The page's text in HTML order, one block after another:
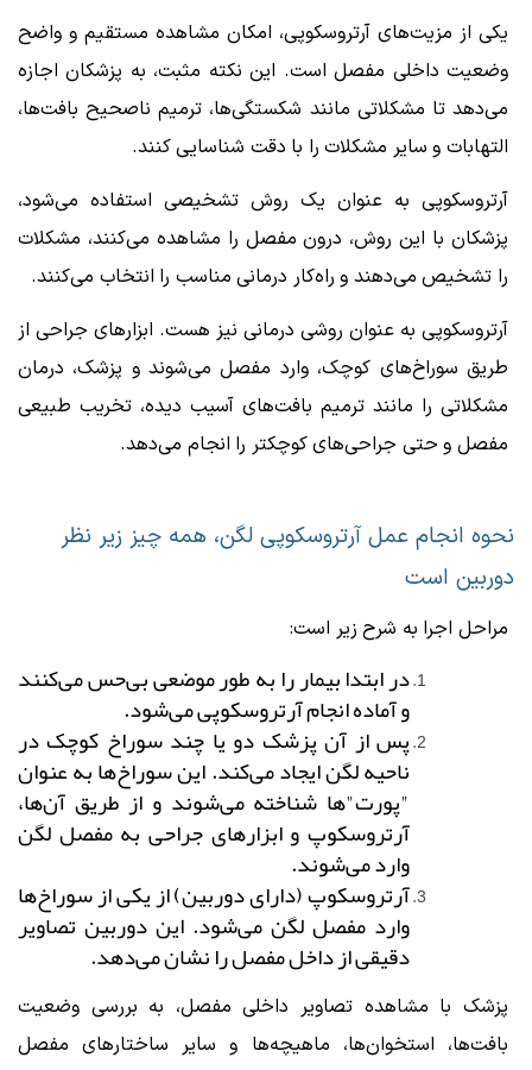
یکی از مزیت‌های آرتروسکوپی، امکان مشاهده مستقیم و واضح
وضعیت داخلی مفصل است. این نکته مثبت، به پزشکان اجازه
می‌دهد تا مشکلاتی مانند شکستگی‌ها، ترمیم ناصحیح بافت‌ها،
التهابات و سایر مشکلات را با دقت شناسایی کنند.
آرتروسکوپی به عنوان یک روش تشخیصی استفاده می‌شود،
پزشکان با این روش، درون مفصل را مشاهده می‎‌کنند، مشکلات
را تشخیص می‌دهند و راه‌کار درمانی مناسب را انتخاب می‌کنند.
آرتروسکوپی به عنوان روشی درمانی نیز هست. ابزارهای جراحی از
طریق سوراخ‌های کوچک، وارد مفصل می‌شوند و پزشک، درمان
مشکلاتی را مانند ترمیم بافت‌های آسیب دیده، تخریب طبیعی
مفصل و حتی جراحی‌های کوچکتر را انجام می‌دهد.
نحوه انجام عمل آرتروسکوپی لگن، همه چیز زیر نظر
دوربین است
مراحل اجرا به شرح زیر است:
در ابتدا بیمار را به طور موضعی بی‌حس می‌کنند
و آماده انجام آرتروسکوپی می‌شود.
پس از آن پزشک دو یا چند سوراخ کوچک در
ناحیه لگن ایجاد می‌کند. این سوراخ‌ها به عنوان
"پورت"ها شناخته می‌شوند و از طریق آن‌ها،
آرتروسکوپ و ابزارهای جراحی به مفصل لگن
وارد می‌شوند.
آرتروسکوپ (دارای دوربین) از یکی از سوراخ‌ها
وارد مفصل لگن می‌شود. این دوربین تصاویر
دقیقی از داخل مفصل را نشان می‌دهد.
پزشک با مشاهده تصاویر داخلی مفصل، به بررسی وضعیت
بافت‌ها، استخوان‌ها، ماهیچه‌ها و سایر ساختارهای مفصل